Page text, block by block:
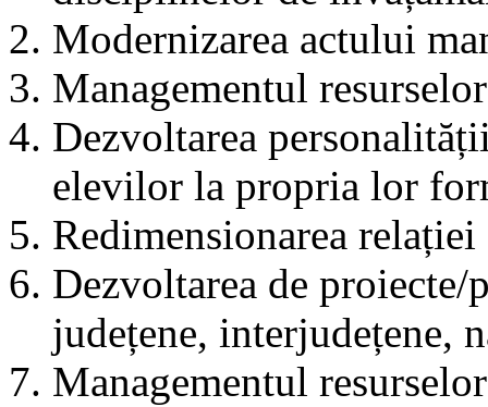
Modernizarea actului
Managementul
Dezvoltarea
elevilor la propria lor
Redimensionarea
Dezvoltarea de proiecte/
județene, interjudețene,
Managementul